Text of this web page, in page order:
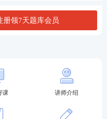
新年份考试真题
册领7天题库会员
课 讲师介绍